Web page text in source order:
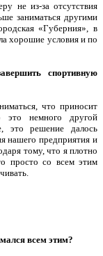
не из-за отсутствия
заниматься другими
«Губерния», в
хорошие условия и по
спортивную
что приносит
это немного другой
это решение далось
нашего предприятия и
тому, что я плотно
просто со всем этим
всем этим?